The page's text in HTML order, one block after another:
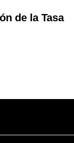
de la Tasa